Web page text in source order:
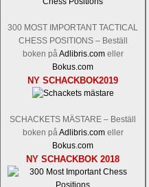
300 MOST IMPORTANT TACTICAL
CHESS POSITIONS – Beställ
boken påAdlibris.comeller
Bokus.com
NY SCHACKBOK2019
SCHACKETS MÄSTARE – Beställ
boken påAdlibris.comeller
Bokus.com
NY SCHACKBOK 2018